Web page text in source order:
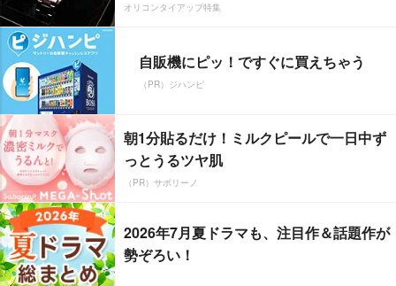
オリコンタイアップ特集
自販機にピッ！ですぐに買えちゃう
（PR）ジハンピ
朝1分貼るだけ！ミルクピールで一日中ず
っとうるツヤ肌
（PR）サボリーノ
2026年7月夏ドラマも、注目作＆話題作が
勢ぞろい！